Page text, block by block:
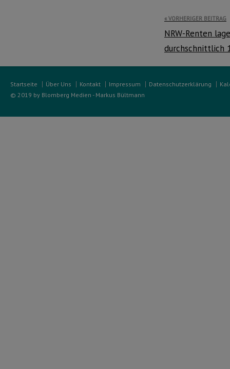
VORHERIGER BEITRAG
NRW-Renten
durchschnittlich
Startseite Über Uns Kontakt Impressum Datenschutzerklärung
© 2019 by Blomberg Medien - Markus Bültmann